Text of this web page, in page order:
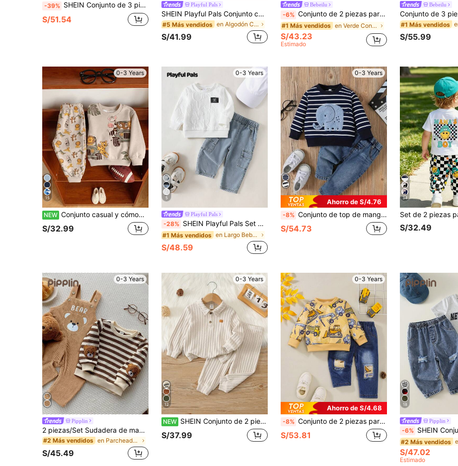
-39% SHEIN Conjunto de 3 piezas para bebé niño de otoño/invierno: Top de manga larga a rayas + Peto con parche de oso + Gorro
S/51.54
Playful Pals
SHEIN Playful Pals Conjunto casual y lindo de dinosaurio para bebé niño, sudadera de manga larga con estampado de dinosaurio de dibujos animados en color beige, pantalones de mezclilla azul claro, adecuado para el uso casual diario de niños, conjunto de niño, ropa de niño para otoño/invierno, adecuado para niños de 3 años, ropa de niño pequeño, ropa de bebé niño para otoño/invierno
#5 Más vendidos en Algodón Conjuntos de sudadera y sudadera con ca
S/41.99
Bebeilu
-6% Conjunto de 2 piezas para bebé niño con chaqueta ligera con capucha y estampado de dinosaurio de dibujos animados en colores contrastantes y pantalones de color liso, adecuado para primavera, verano y otoño para viajes al aire libre
#1 Más vendidos en Verde Conjuntos para bebés niños
S/43.23
Estimado
Bebeilu
#1 Más vendidos
S/55.99
0-3 Years
15
NEW Conjunto casual y cómodo de cuello redondo para bebé, clásico, fresco y lindo, con estampado de león, cebra, leopardo, coche todoterreno y patrulla de animales, adecuado para otoño/invierno
S/32.99
0-3 Years
5
Playful Pals
-28% SHEIN Playful Pals Set de 2 piezas para bebé niño de 0 a 3 años, unisex, incluyendo 1 suéter de cuello redondo de manga larga con gráfico de letra de punto texturizado, combinado con pantalones vaqueros con bolsillo y cintura elástica azul, adecuado para uso casual, al aire libre, viajes, ropa de bebé niño/niña en primavera, otoño e invierno
#1 Más vendidos en Largo Bebé Niños Camiseta Co-ords
S/48.59
0-3 Years
Ahorro de S/4.76
-8% Conjunto de top de manga larga con cuello redondo y jeans con bordado de elefante para niños pequeños, de estilo casual y elegante, para primavera/otoño/invierno
S/54.73
34
S/32.49
0-3 Years
Pipplin
2 piezas/Set Sudadera de manga larga a rayas azul y blanco para bebé niño/niña, Conjunto de mono de pana con oso, Ropa familiar a juego linda y modesta para otoño
#2 Más vendidos en Parcheado Conjuntos de sudadera y sudadera con
S/45.49
0-3 Years
12
NEW SHEIN Conjunto de 2 piezas para bebé niño otoño/invierno casual lindo de punto color albaricoque con cuello polo simple, sudadera y pantalones, conjunto de 2 piezas, conjunto para bebé, conjunto polo, conjunto de sudadera
S/37.99
0-3 Years
Ahorro de S/4.68
-8% Conjunto de 2 piezas para bebé niño: sudadera de manga larga con estampado de vehículos de construcción y pantalón vaquero rasgado, para primavera y otoño
S/53.81
18
Pipplin
-6% SHEIN Conjunto de 2 piezas para bebé niño/niña unisex, camiseta de manga corta gris con estampado floral casual y lindo para
#2 Más vendidos
S/47.02
Estimado